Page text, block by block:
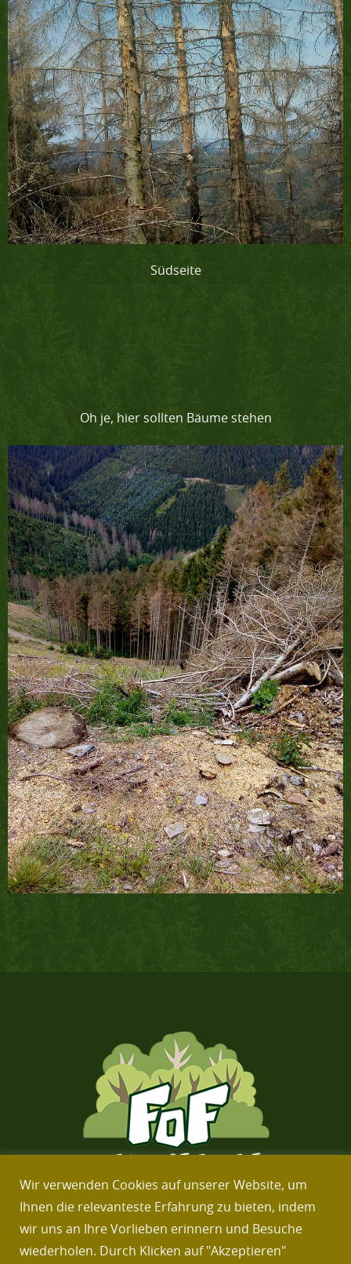
Südseite
Oh je, hier sollten Bäume stehen
Über uns Kontakt Impressum Datenschutzerklärung
Wir verwenden Cookies auf unserer Website, um
Ihnen die relevanteste Erfahrung zu bieten, indem
wir uns an Ihre Vorlieben erinnern und Besuche
wiederholen. Durch Klicken auf "Akzeptieren"